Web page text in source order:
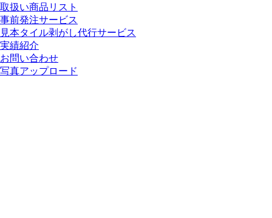
取扱い商品リスト
事前発注サービス
見本タイル剥がし代行サービス
実績紹介
お問い合わせ
写真アップロード